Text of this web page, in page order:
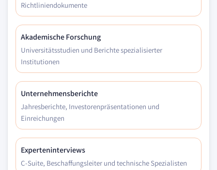
Richtliniendokumente
Akademische Forschung
Universitätsstudien und Berichte spezialisierter
Institutionen
Unternehmensberichte
Jahresberichte, Investorenpräsentationen und
Einreichungen
Experteninterviews
C-Suite, Beschaffungsleiter und technische Spezialisten